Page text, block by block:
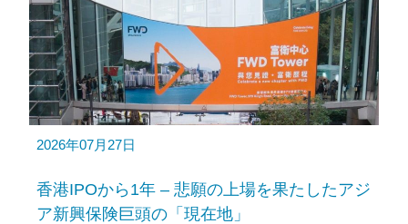
2026年07月27日
香港IPOから1年 – 悲願の上場を果たしたアジ
ア新興保険巨頭の「現在地」